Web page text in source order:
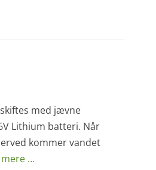
med jævne
Lithium batteri. Når
kommer vandet
…